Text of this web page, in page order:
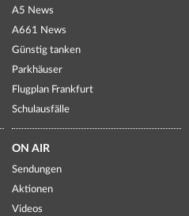
A5 News
A661 News
Günstig tanken
Parkhäuser
Flugplan Frankfurt
Schulausfälle
ON AIR
Sendungen
Aktionen
Videos